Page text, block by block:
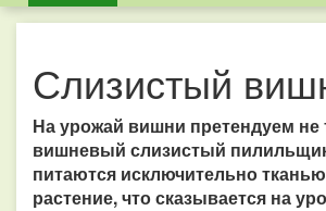
Слизистый
На урожай вишни претендуем не
вишневый слизистый
питаются исключительно
растение, что сказывается на